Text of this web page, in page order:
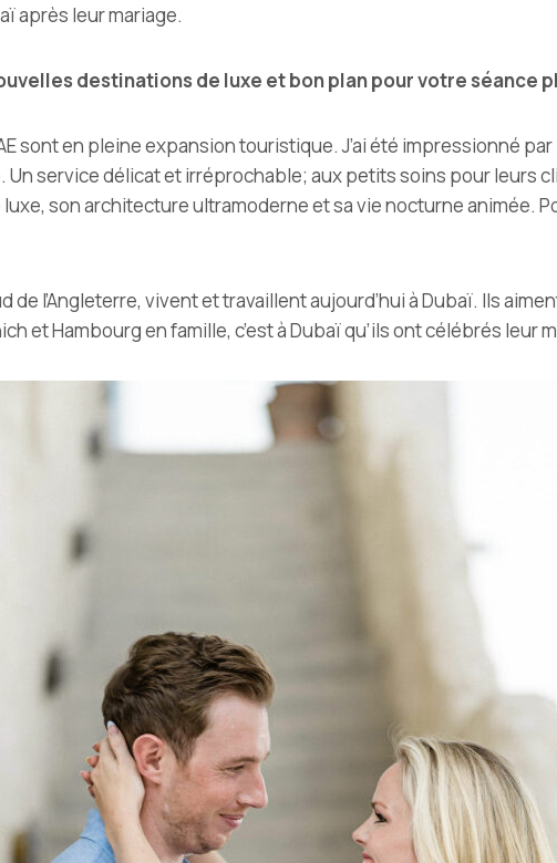
après leur mariage.
destinations de luxe et bon plan pour votre séance
sont en pleine expansion touristique. J’ai été impressionné
service délicat et irréprochable; aux petits soins pour leurs
son architecture ultramoderne et sa vie nocturne animée.
de l’Angleterre, vivent et travaillent aujourd’hui à Dubaï. Ils
et Hambourg en famille, c’est à Dubaï qu’ils ont célébrés leur